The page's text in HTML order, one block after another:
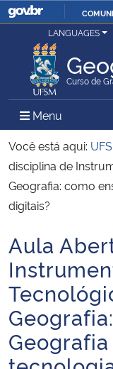
Ministério da Justiça e
Ministério da Defesa
Ministério das Relações
Ministério da Economia
Ministério da Infraestrutura
Ministério da Agricultura,
Ministério da Educação
Ministério da Cidadania
LANGUAGES
Curso de
Menu Menu
Você está aqui:
disciplina de
Geografia: como
digitais?
Início do conteúdo
Aula